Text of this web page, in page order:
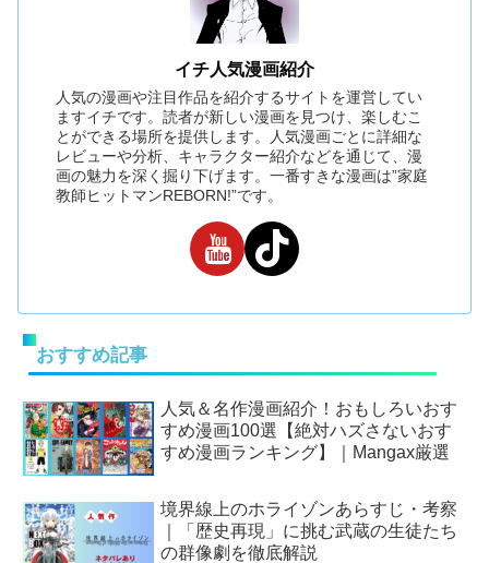
イチ人気漫画紹介
人気の漫画や注目作品を紹介するサイトを運営してい
ますイチです。読者が新しい漫画を見つけ、楽しむこ
とができる場所を提供します。人気漫画ごとに詳細な
レビューや分析、キャラクター紹介などを通じて、漫
画の魅力を深く掘り下げます。一番すきな漫画は”家庭
教師ヒットマンREBORN!”です。
おすすめ記事
人気＆名作漫画紹介！おもしろいおす
すめ漫画100選【絶対ハズさないおす
すめ漫画ランキング】｜Mangax厳選
境界線上のホライゾンあらすじ・考察
｜「歴史再現」に挑む武蔵の生徒たち
の群像劇を徹底解説